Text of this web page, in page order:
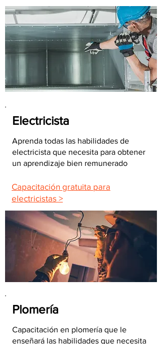
Electricista
Aprenda todas las habilidades de
electricista que necesita para obtener
un aprendizaje bien remunerado
Capacitación gratuita para
electricistas >
Plomería
Capacitación en plomería que le
enseñará las habilidades que necesita